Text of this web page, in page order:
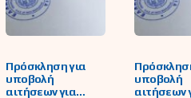
Πρόσκληση για
υποβολή
αιτήσεων για
υποβολή
αιτήσεων